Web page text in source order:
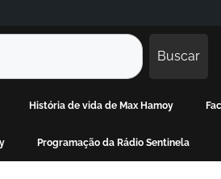
Buscar
História de vida de Max Hamoy
Programação da Rádio Sentinela